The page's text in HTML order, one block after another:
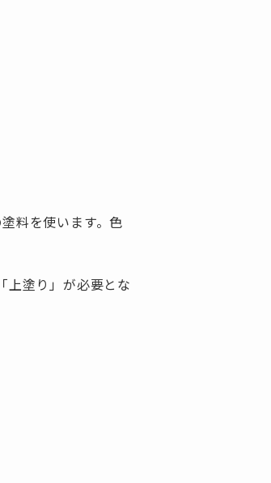
料を使います。色
上塗り」が必要とな